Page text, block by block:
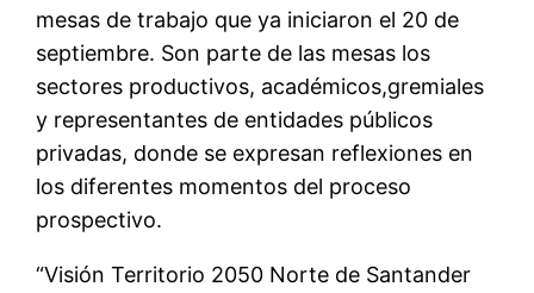
mesas de trabajo que ya iniciaron el 20 de
septiembre. Son parte de las mesas los
sectores productivos, académicos,gremiales
y representantes de entidades públicos
privadas, donde se expresan reflexiones en
los diferentes momentos del proceso
prospectivo.
“Visión Territorio 2050 Norte de Santander